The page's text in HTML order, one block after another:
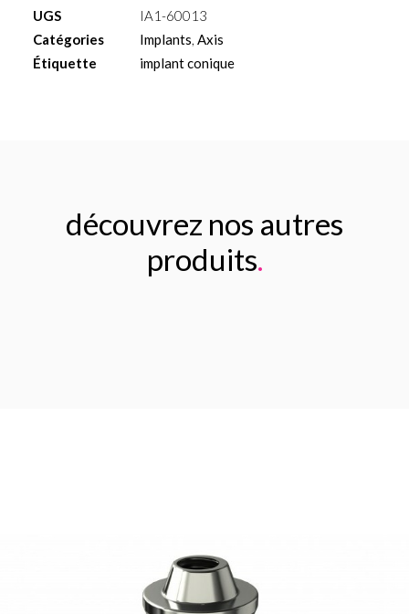
L13mm
UGS
IA1-60013
Catégories
Implants, Axis
Étiquette
implant conique
découvrez nos autres
produits.